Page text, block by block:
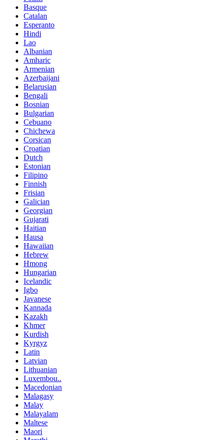
Basque
Catalan
Esperanto
Hindi
Lao
Albanian
Amharic
Armenian
Azerbaijani
Belarusian
Bengali
Bosnian
Bulgarian
Cebuano
Chichewa
Corsican
Croatian
Dutch
Estonian
Filipino
Finnish
Frisian
Galician
Georgian
Gujarati
Haitian
Hausa
Hawaiian
Hebrew
Hmong
Hungarian
Icelandic
Igbo
Javanese
Kannada
Kazakh
Khmer
Kurdish
Kyrgyz
Latin
Latvian
Lithuanian
Luxembou..
Macedonian
Malagasy
Malay
Malayalam
Maltese
Maori